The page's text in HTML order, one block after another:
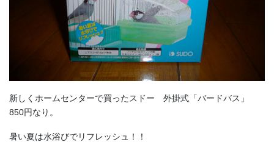
新しくホームセンターで買ったスドー 外掛式「バードバス」
850円なり。
暑い夏は水浴びでリフレッシュ！！